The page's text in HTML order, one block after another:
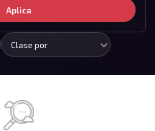
Aplica
Clase por